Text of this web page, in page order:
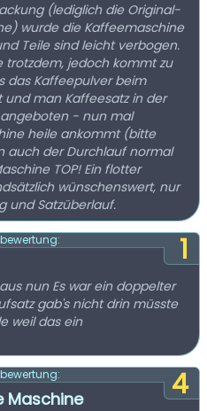
(lediglich die Original-
wurde die Kaffeemaschine
Teile sind leicht verbogen.
jedoch kommt zu
das Kaffeepulver beim
man Kaffeesatz in der
- nun mal
heile ankommt (bitte
auch der Durchlauf normal
TOP! Ein flotter
wünschenswert, nur
und Satzüberlauf.
1
nun Es war ein doppelter
gab's nicht drin müsste
weil das ein
4
Maschine